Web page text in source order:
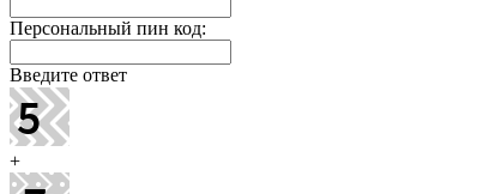
Персональный пин код:
Введите ответ
+